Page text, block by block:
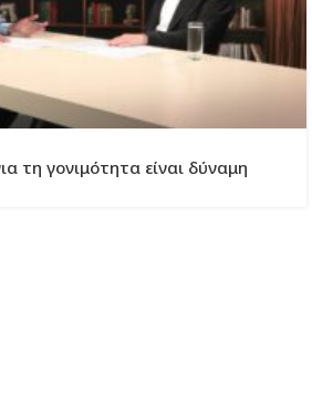
τη γονιμότητα είναι δύναμη